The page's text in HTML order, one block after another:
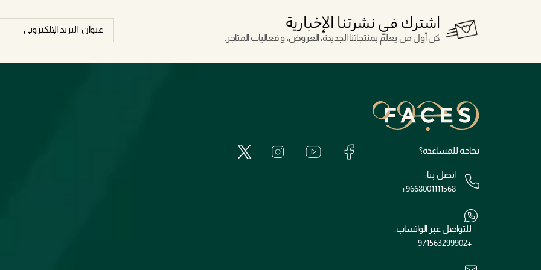
اشترك في نشرتنا الإخبارية
كن أول من يعلم بمنتجاتنا الجديدة، العروض، و فعاليات المتاجر.
بحاجة للمساعدة؟
اتصل بنا:
+9668001111568
للتواصل عبر الواتساب:
+971563299902